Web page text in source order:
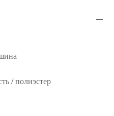
/ полиэстер